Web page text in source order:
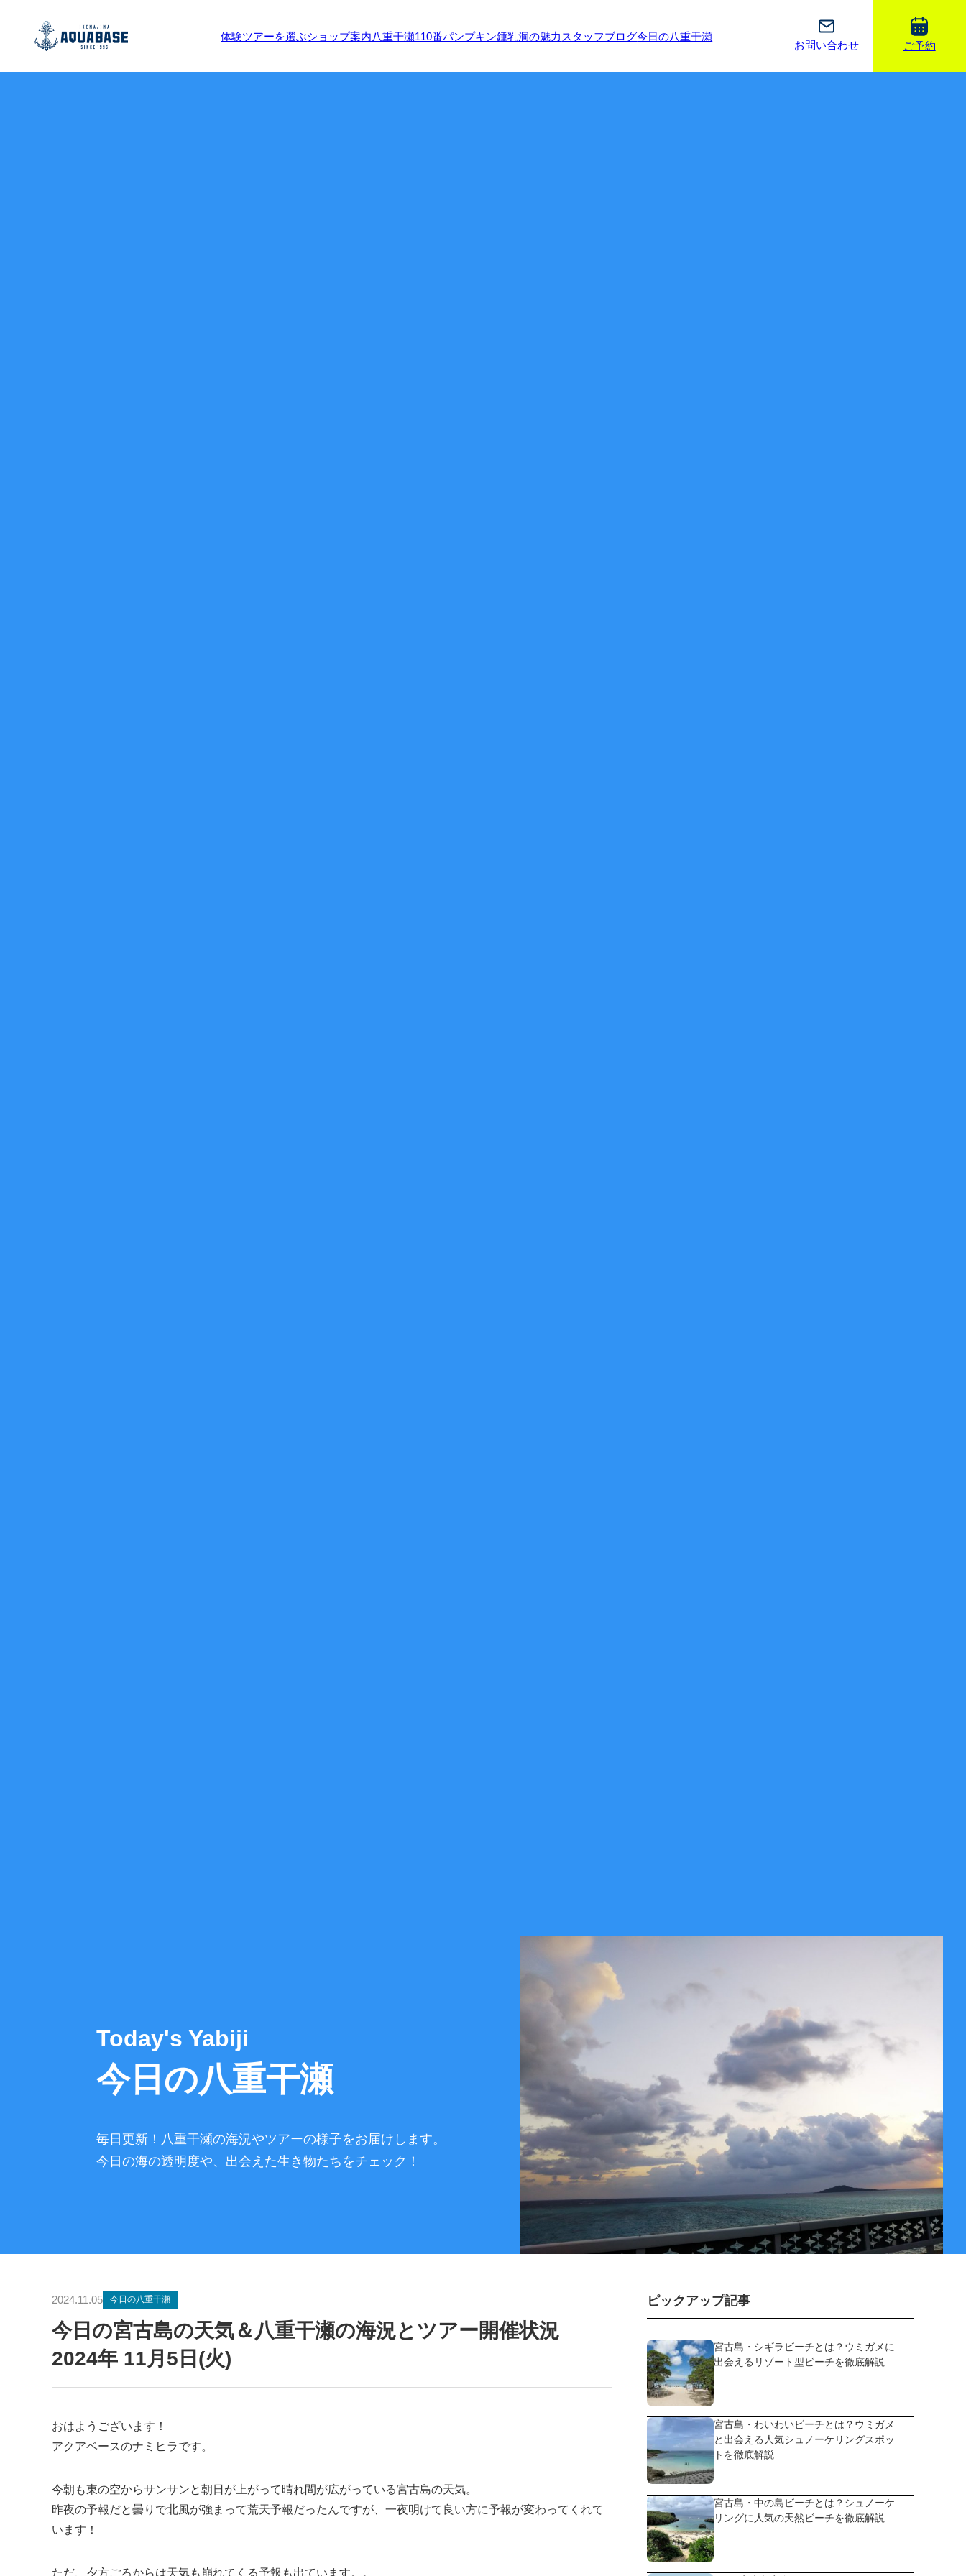
体験ツアーを選ぶショップ案内八重干瀬110番パンプキン鍾乳洞の魅力 スタッフブログ今日の八重干瀬
お問い合わせ ご予約
Today's Yabiji
今日の八重干瀬
毎日更新！八重干瀬の海況やツアーの様子をお届けします。
今日の海の透明度や、出会えた生き物たちをチェック！
2024.11.05 今日の八重干瀬
今日の宮古島の天気＆八重干瀬の海況とツアー開催状況
2024年 11月5日(火)
おはようございます！
アクアベースのナミヒラです。
今朝も東の空からサンサンと朝日が上がって晴れ間が広がっている宮古島の天気。
昨夜の予報だと曇りで北風が強まって荒天予報だったんですが、一夜明けて良い方に予報が変わってくれて
います！
ただ、夕方ごろからは天気も崩れてくる予報も出ています。。
ピックアップ記事
宮古島・シギラビーチとは？ウミガメに
出会えるリゾート型ビーチを徹底解説
宮古島・わいわいビーチとは？ウミガメ
と出会える人気シュノーケリングスポッ
トを徹底解説
宮古島・中の島ビーチとは？シュノーケ
リングに人気の天然ビーチを徹底解説